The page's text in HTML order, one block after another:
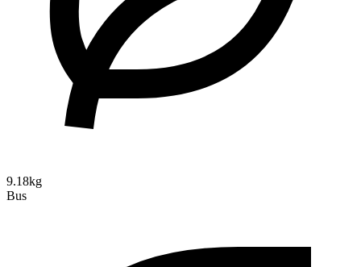
9.18kg
Bus